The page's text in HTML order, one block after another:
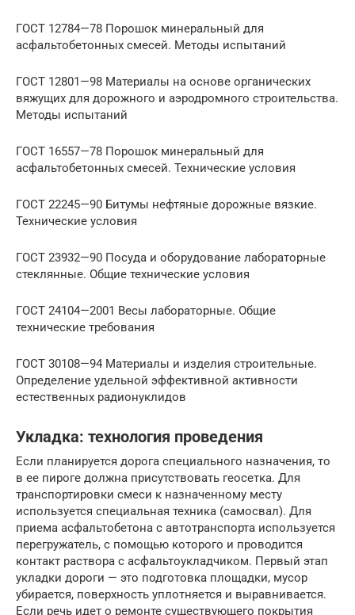
ГОСТ 12784—78 Порошок минеральный для
асфальтобетонных смесей. Методы испытаний
ГОСТ 12801—98 Материалы на основе органических
вяжущих для дорожного и аэродромного строительства.
Методы испытаний
ГОСТ 16557—78 Порошок минеральный для
асфальтобетонных смесей. Технические условия
ГОСТ 22245—90 Битумы нефтяные дорожные вязкие.
Технические условия
ГОСТ 23932—90 Посуда и оборудование лабораторные
стеклянные. Общие технические условия
ГОСТ 24104—2001 Весы лабораторные. Общие
технические требования
ГОСТ 30108—94 Материалы и изделия строительные.
Определение удельной эффективной активности
естественных радионуклидов
Укладка: технология проведения
Если планируется дорога специального назначения, то
в ее пироге должна присутствовать геосетка. Для
транспортировки смеси к назначенному месту
используется специальная техника (самосвал). Для
приема асфальтобетона с автотранспорта используется
перегружатель, с помощью которого и проводится
контакт раствора с асфальтоукладчиком. Первый этап
укладки дороги — это подготовка площадки, мусор
убирается, поверхность уплотняется и выравнивается.
Если речь идет о ремонте существующего покрытия